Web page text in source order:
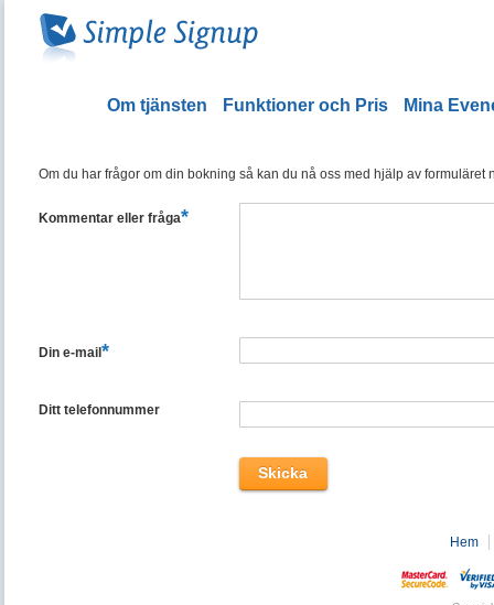
Om tjänsten Funktioner och Pris Mina
Om du har frågor om din bokning så kan du nå oss med hjälp av formuläret
Kommentar eller fråga*
Din e-mail*
Ditt telefonnummer
Hem